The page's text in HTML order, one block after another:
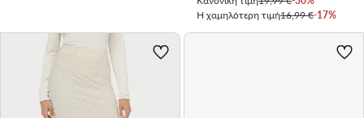
Η χαμηλότερη τιμή16,99 €-17%